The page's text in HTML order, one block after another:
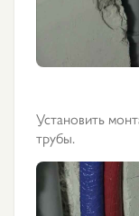
Установить
трубы.